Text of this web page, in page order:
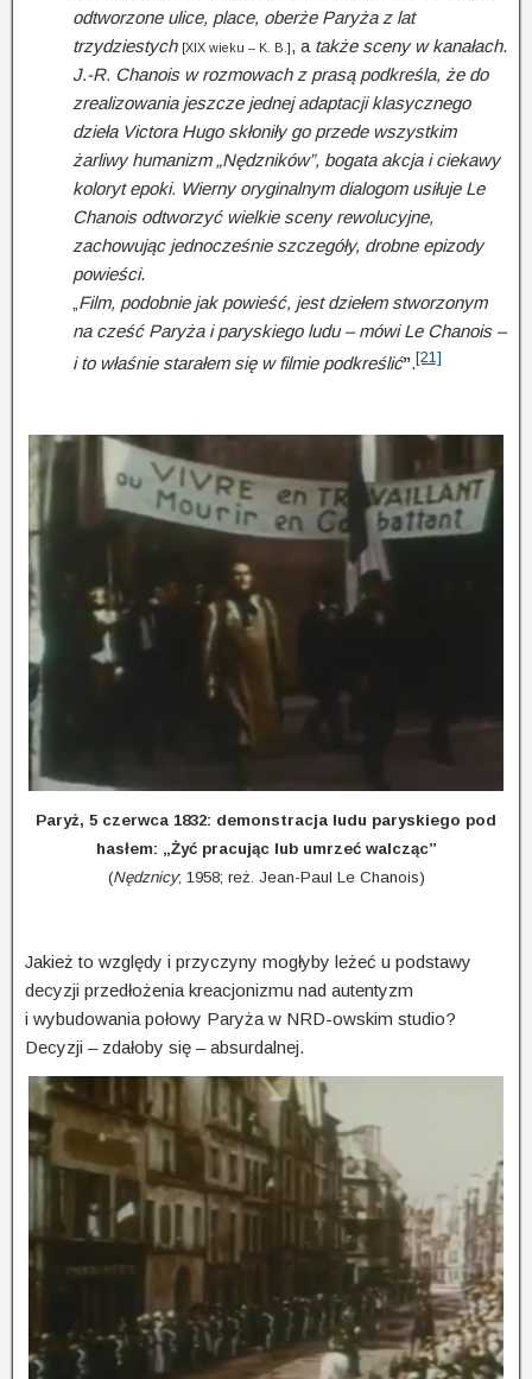
odtworzone ulice, place, oberże Paryża z lat
trzydziestych [XIX wieku – K. B.], a także sceny w kanałach.
J.-R. Chanois w rozmowach z prasą podkreśla, że do
zrealizowania jeszcze jednej adaptacji klasycznego
dzieła Victora Hugo skłoniły go przede wszystkim
żarliwy humanizm „Nędzników”, bogata akcja i ciekawy
koloryt epoki. Wierny oryginalnym dialogom usiłuje Le
Chanois odtworzyć wielkie sceny rewolucyjne,
zachowując jednocześnie szczegóły, drobne epizody
powieści.
Film, podobnie jak powieść, jest dziełem stworzonym
na cześć Paryża i paryskiego ludu – mówi Le Chanois –
i to właśnie starałem się w filmie podkreślić”.[21]
Paryż, 5 czerwca 1832: demonstracja ludu paryskiego pod
hasłem: „Żyć pracując lub umrzeć walcząc”
(Nędznicy; 1958; reż. Jean-Paul Le Chanois)
Jakież to względy i przyczyny mogłyby leżeć u podstawy
decyzji przedłożenia kreacjonizmu nad autentyzm
i wybudowania połowy Paryża w NRD-owskim studio?
Decyzji – zdałoby się – absurdalnej.